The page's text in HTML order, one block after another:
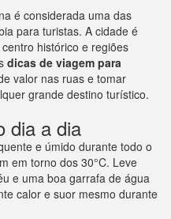
é considerada uma das
para turistas. A cidade é
histórico e regiões
dicas de viagem para
valor nas ruas e tomar
grande destino turístico.
dia a dia
e úmido durante todo o
em torno dos 30°C. Leve
e uma boa garrafa de água
calor e suor mesmo durante